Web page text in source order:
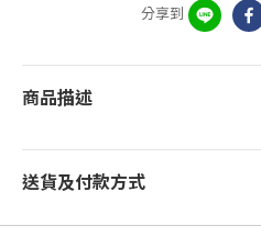
分享到
商品描述
送貨及付款方式